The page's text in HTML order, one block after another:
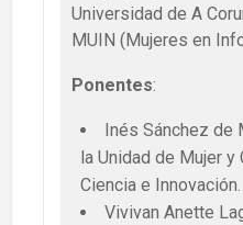
Universidad de A
MUIN (Mujeres en
Ponentes:
Inés Sánchez de
la Unidad de Mujer
Ciencia e Innovación.
Vivivan Anette